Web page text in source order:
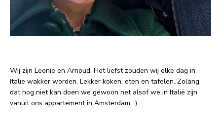
Wij zijn Leonie en Arnoud. Het liefst zouden wij elke dag in
Italië wakker worden. Lekker koken, eten en tafelen. Zolang
dat nog niet kan doen we gewoon net alsof we in Italië zijn
vanuit ons appartement in Amsterdam. :)